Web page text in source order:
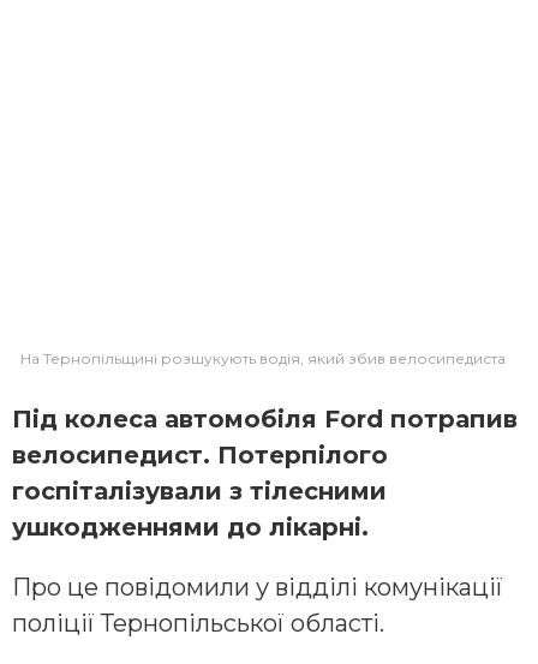
На Тернопільщині розшукують водія, який збив велосипедиста
Під колеса автомобіля Ford потрапив
велосипедист. Потерпілого
госпіталізували з тілесними
ушкодженнями до лікарні.
Про це повідомили у відділі комунікації
поліції Тернопільської області.